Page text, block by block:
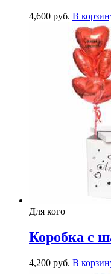
4,600 руб. В
Для кого
Коробка с
4,200 руб. В